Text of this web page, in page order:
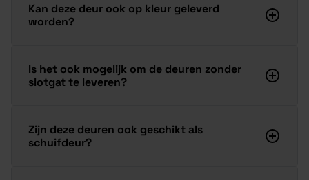
Kan deze deur ook op kleur geleverd
worden?
Is het ook mogelijk om de deuren zonder
slotgat te leveren?
Zijn deze deuren ook geschikt als
schuifdeur?